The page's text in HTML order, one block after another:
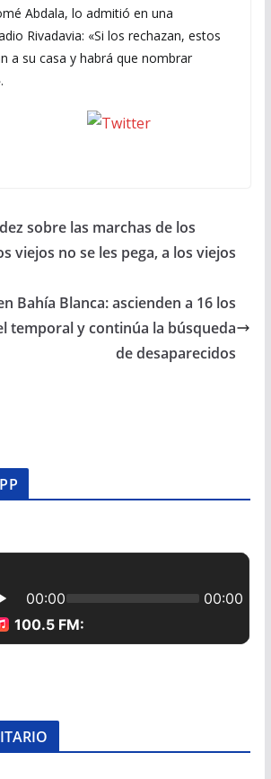
Abdala, lo admitió en una
Rivadavia: «Si los rechazan, estos
a su casa y habrá que nombrar
sobre las marchas de los
viejos no se les pega, a los viejos
Bahía Blanca: ascienden a 16 los
temporal y continúa la búsqueda
de desaparecidos